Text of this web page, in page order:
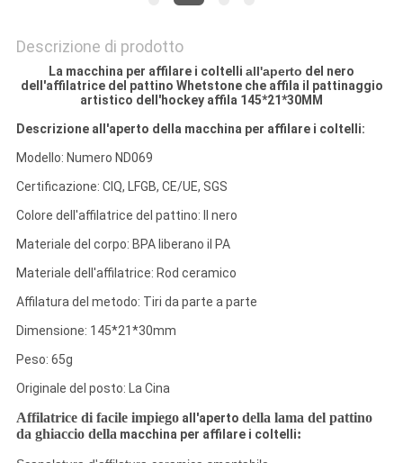
Descrizione di prodotto
La macchina per affilare i coltelli all'aperto del nero
dell'affilatrice del pattino Whetstone che affila il pattinaggio
artistico dell'hockey affila 145*21*30MM
Descrizione all'aperto della macchina per affilare i coltelli:
Modello: Numero ND069
Certificazione: CIQ, LFGB, CE/UE, SGS
Colore dell'affilatrice del pattino: Il nero
Materiale del corpo: BPA liberano il PA
Materiale dell'affilatrice: Rod ceramico
Affilatura del metodo: Tiri da parte a parte
Dimensione: 145*21*30mm
Peso: 65g
Originale del posto: La Cina
Affilatrice di facile impiegoall'aperto della lama del pattino
da ghiaccio dellamacchina per affilare i coltelli: